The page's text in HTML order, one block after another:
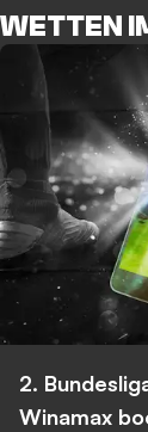
WETTEN
2.
Winamax